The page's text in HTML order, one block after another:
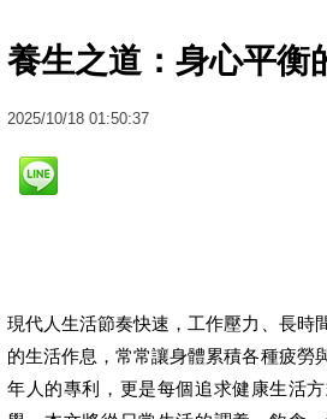
養生之道：身心平衡
2025/10/18 01:50:37
現代人生活節奏快速，工作壓力、長時
的生活作息，常常讓身體累積各種疲勞
年人的專利，更是每個追求健康生活